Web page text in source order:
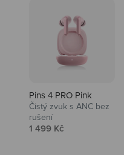
Pins 4 PRO Pink
Čistý zvuk s ANC bez
rušení
Prodejní cena
1 499 Kč